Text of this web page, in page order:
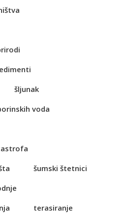
šljunak
voda
šumski štetnici
terasiranje